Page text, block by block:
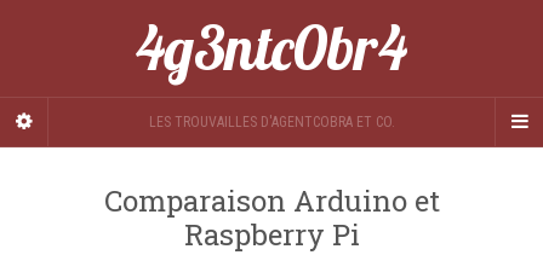
4g3ntc0br4
LES TROUVAILLES D'AGENTCOBRA ET CO.
Comparaison Arduino et
Raspberry Pi